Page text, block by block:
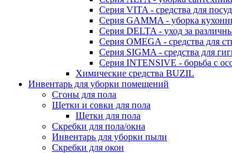
Серия VITA - средства для
Серия GAMMA - уборка
Серия DELTA - уход за
Серия OMEGA - средства для
Серия SIGMA - средства для
Серия INTENSIVE - борьба с
Химические средства BUZIL
Инвентарь для уборки помещений
Сгоны для пола
Щетки и совки для пола
Щетки для пола
Скребки для пола/окна
Инвентарь для уборки пыли
Скребки для окон